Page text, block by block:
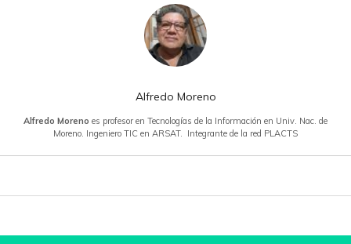
Alfredo Moreno
Alfredo Moreno es profesor en Tecnologías de la Información en Univ. Nac. de
Moreno. Ingeniero TIC en ARSAT. Integrante de la red PLACTS